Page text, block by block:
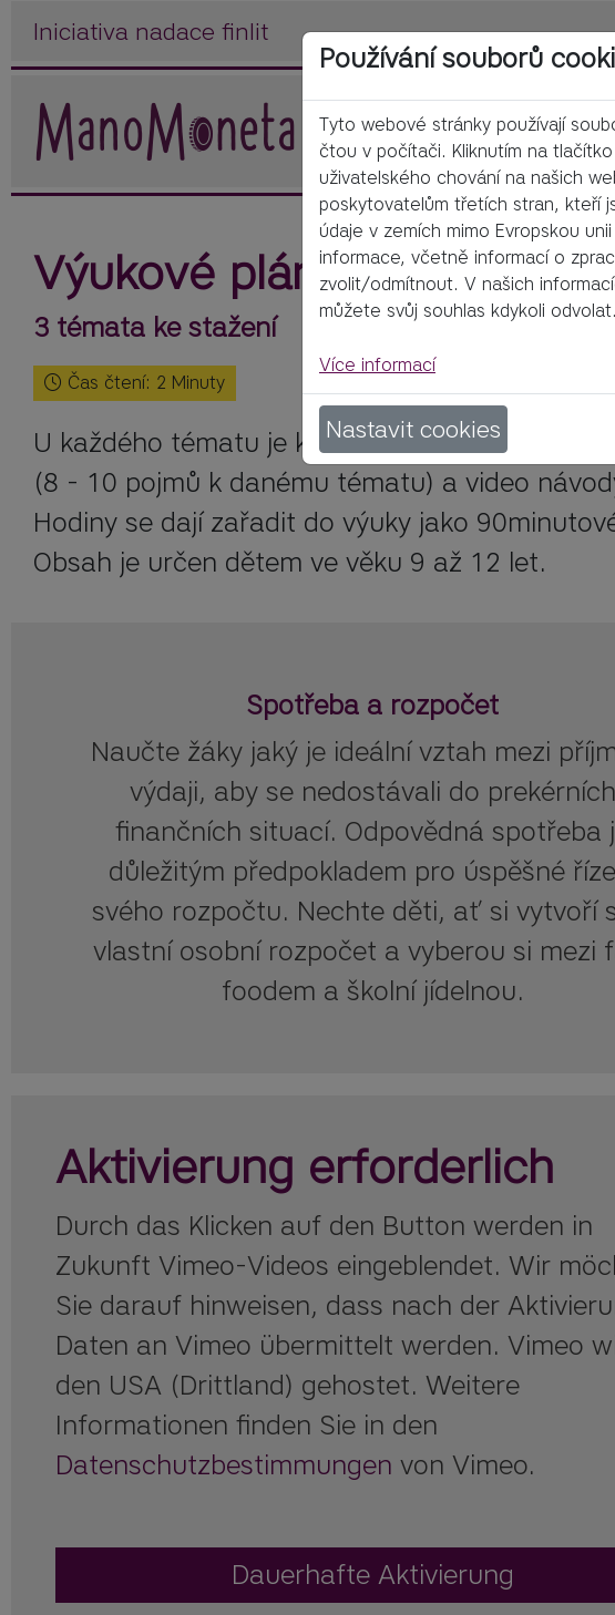
Iniciativa nadace finlit
Výukové plány
3 témata ke stažení
Čas čtení: 2 Minuty
U každého tématu je k dispozici podrobný
(8 - 10 pojmů k danému tématu) a video
Hodiny se dají zařadit do výuky jako
Obsah je určen dětem ve věku 9 až 12 let.
Spotřeba a rozpočet
Naučte žáky jaký je ideální vztah mezi
výdaji, aby se nedostávali do prekérních
finančních situací. Odpovědná spotřeba
důležitým předpokladem pro úspěšné
svého rozpočtu. Nechte děti, ať si vytvoří
vlastní osobní rozpočet a vyberou si mezi
foodem a školní jídelnou.
Aktivierung erforderlich
Durch das Klicken auf den Button werden in
Zukunft Vimeo-Videos eingeblendet. Wir
Sie darauf hinweisen, dass nach der
Daten an Vimeo übermittelt werden. Vimeo
den USA (Drittland) gehostet. Weitere
Informationen finden Sie in den
Datenschutzbestimmungen von Vimeo.
Dauerhafte Aktivierung
Používání souborů
Tyto webové stránky používají
čtou v počítači. Kliknutím na
uživatelského chování na našich
poskytovatelům třetích stran, kteří
údaje v zemích mimo Evropskou
informace, včetně informací o
zvolit/odmítnout. V našich
můžete svůj souhlas kdykoli odvolat.
Více informací
Nastavit cookies